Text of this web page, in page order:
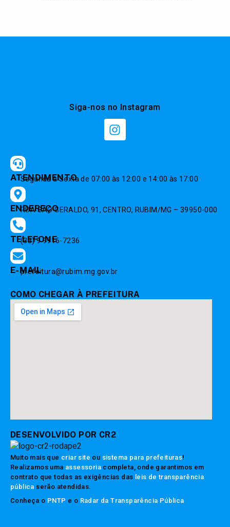
Siga-nos no Instagram
ATENDIMENTO
Segunda à Sexta de 07:00 às 12:00 e 14:00 às 17:00
ENDEREÇO
RUA SÃO GERALDO, 91, CENTRO, RUBIM/MG – 39950-000
TELEFONE
(33) 9 9916-7236
E-MAIL
prefeitura@rubim.mg.gov.br
COMO CHEGAR À PREFEITURA
DESENVOLVIDO POR CR2
Muito mais que criar site ou sistema para prefeituras!
Realizamos uma assessoria completa, onde garantimos em
contrato que todas as exigências das leis de transparência
pública serão atendidas.
Conheça o PNTP e o Radar da Transparência Pública